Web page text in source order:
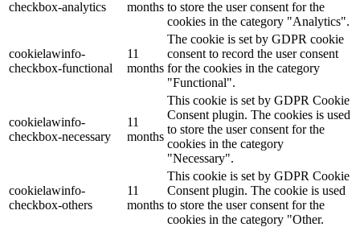
checkbox-analytics
months to store the user consent for the
cookies in the category "Analytics".
cookielawinfo-
checkbox-functional
11
months
The cookie is set by GDPR cookie
consent to record the user consent
for the cookies in the category
"Functional".
cookielawinfo-
checkbox-necessary
11
months
This cookie is set by GDPR Cookie
Consent plugin. The cookies is used
to store the user consent for the
cookies in the category
"Necessary".
cookielawinfo-
checkbox-others
11
months
This cookie is set by GDPR Cookie
Consent plugin. The cookie is used
to store the user consent for the
cookies in the category "Other.